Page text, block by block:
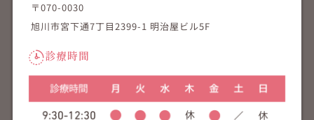
〒070-0030
旭川市宮下通7丁目2399-1 明治屋ビル5F
診療時間